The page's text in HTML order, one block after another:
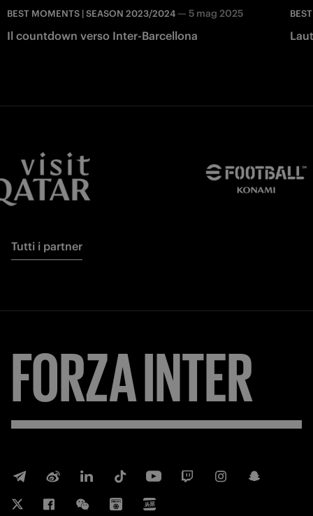
BEST MOMENTS | SEASON 2023/2024 — 5 mag 2025
Il countdown verso Inter-Barcellona
Tutti i partner
FORZAINTER